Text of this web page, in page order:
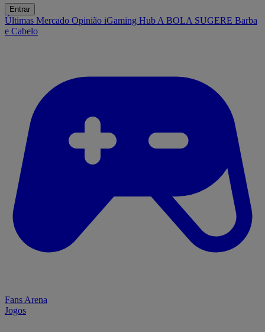
Entrar
Últimas Mercado Opinião iGaming Hub A BOLA SUGERE Barba
e Cabelo
Fans Arena
Jogos